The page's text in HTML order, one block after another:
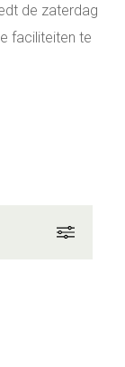
de zaterdag
faciliteiten te